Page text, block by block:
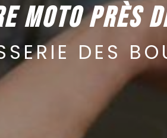
MOTO PRÈS
DES